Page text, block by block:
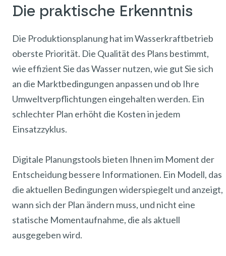
Die praktische Erkenntnis
Die Produktionsplanung hat im Wasserkraftbetrieb
oberste Priorität. Die Qualität des Plans bestimmt,
wie effizient Sie das Wasser nutzen, wie gut Sie sich
an die Marktbedingungen anpassen und ob Ihre
Umweltverpflichtungen eingehalten werden. Ein
schlechter Plan erhöht die Kosten in jedem
Einsatzzyklus.
Digitale Planungstools bieten Ihnen im Moment der
Entscheidung bessere Informationen. Ein Modell, das
die aktuellen Bedingungen widerspiegelt und anzeigt,
wann sich der Plan ändern muss, und nicht eine
statische Momentaufnahme, die als aktuell
ausgegeben wird.